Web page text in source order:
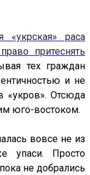
«укрская» раса
притеснять
тех граждан
и не
«укров». Отсюда
юго-востоком.
вовсе не из
упаси. Просто
не добрались